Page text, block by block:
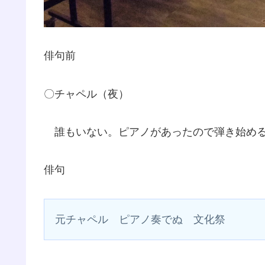
俳句前
〇チャペル（夜）
誰もいない。ピアノがあったので弾き始め
俳句
元チャペル　ピアノ奏でぬ　文化祭